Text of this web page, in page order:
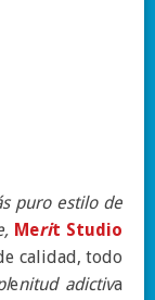
puro estilo de
Merit Studio
calidad, todo
enitud adictiva